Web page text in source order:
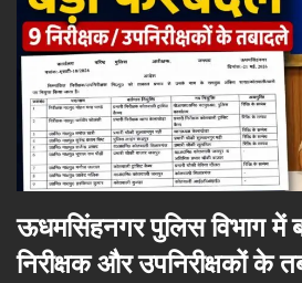
ऊधमसिंहनगर पुलिस विभाग
निरीक्षक और उपनिरीक्षकों के